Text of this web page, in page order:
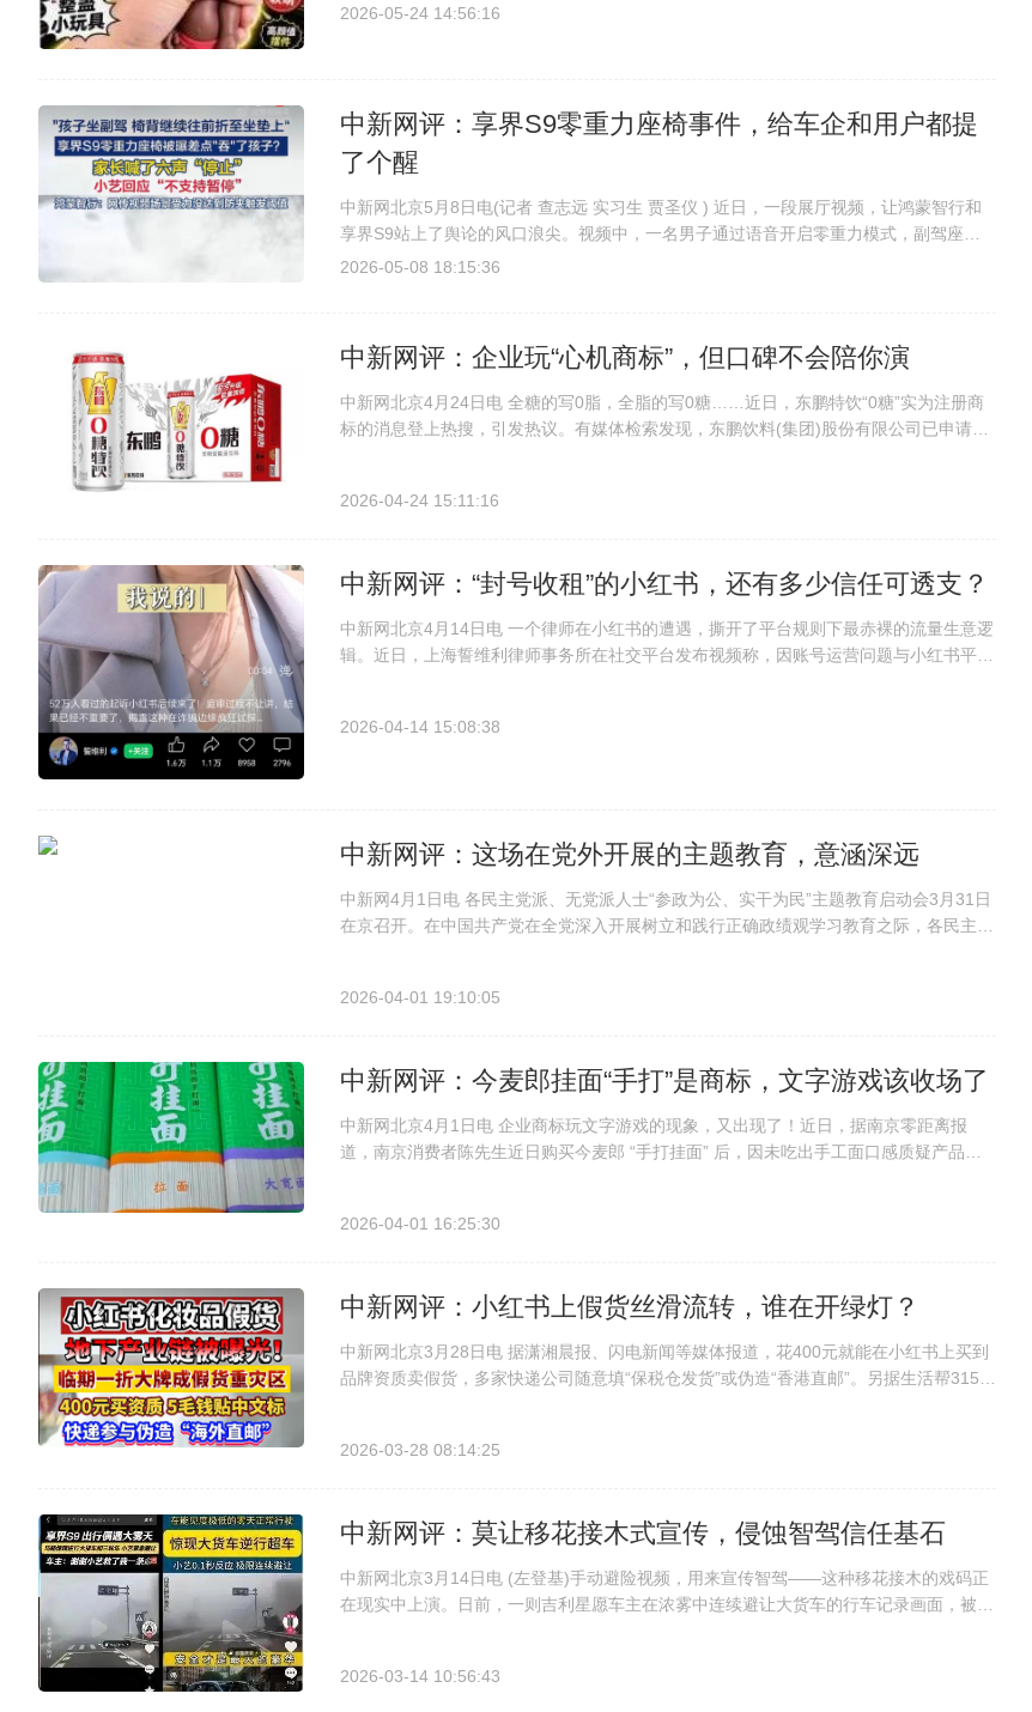
2026-05-24 14:56:16
中新网评：享界S9零重力座椅事件，给车企和用户都提
了个醒
中新网北京5月8日电(记者 查志远 实习生 贾圣仪 ) 近日，一段展厅视频，让鸿蒙智行和
享界S9站上了舆论的风口浪尖。视频中，一名男子通过语音开启零重力模式，副驾座椅
开始折叠下压，而一名儿童正坐在上面。男子连喊数声“小艺，停止”，语音助手反复回
2026-05-08 18:15:36
中新网评：企业玩“心机商标”，但口碑不会陪你演
中新网北京4月24日电 全糖的写0脂，全脂的写0糖……近日，东鹏特饮“0糖”实为注册商
标的消息登上热搜，引发热议。有媒体检索发现，东鹏饮料(集团)股份有限公司已申请注
2026-04-24 15:11:16
中新网评：“封号收租”的小红书，还有多少信任可透支？
中新网北京4月14日电 一个律师在小红书的遭遇，撕开了平台规则下最赤裸的流量生意逻
辑。近日，上海誓维利律师事务所在社交平台发布视频称，因账号运营问题与小红书平台
2026-04-14 15:08:38
中新网评：这场在党外开展的主题教育，意涵深远
中新网4月1日电 各民主党派、无党派人士“参政为公、实干为民”主题教育启动会3月31日
在京召开。在中国共产党在全党深入开展树立和践行正确政绩观学习教育之际，各民主党
2026-04-01 19:10:05
中新网评：今麦郎挂面“手打”是商标，文字游戏该收场了
中新网北京4月1日电 企业商标玩文字游戏的现象，又出现了！近日，据南京零距离报
道，南京消费者陈先生近日购买今麦郎 “手打挂面” 后，因未吃出手工面口感质疑产品宣
2026-04-01 16:25:30
中新网评：小红书上假货丝滑流转，谁在开绿灯？
中新网北京3月28日电 据潇湘晨报、闪电新闻等媒体报道，花400元就能在小红书上买到
品牌资质卖假货，多家快递公司随意填“保税仓发货”或伪造“香港直邮”。另据生活帮315调
2026-03-28 08:14:25
中新网评：莫让移花接木式宣传，侵蚀智驾信任基石
中新网北京3月14日电 (左登基)手动避险视频，用来宣传智驾——这种移花接木的戏码正
在现实中上演。日前，一则吉利星愿车主在浓雾中连续避让大货车的行车记录画面，被鸿
2026-03-14 10:56:43